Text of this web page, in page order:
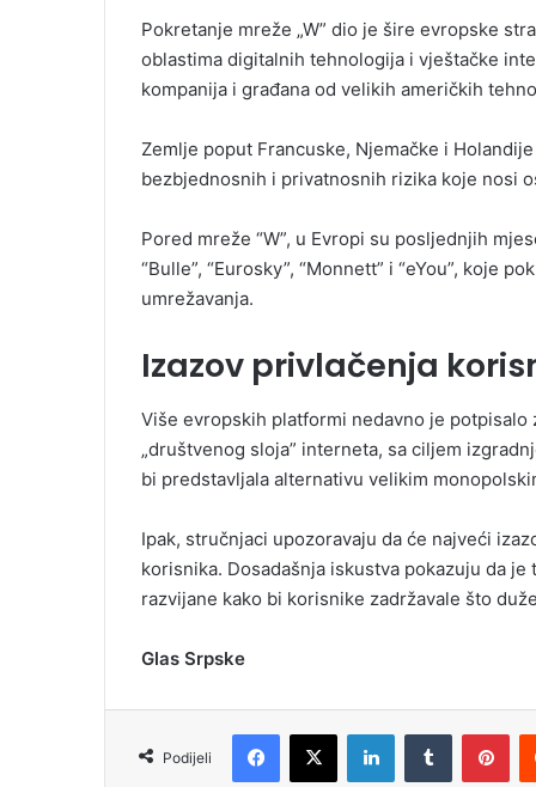
Pokretanje mreže „W” dio je šire evropske
oblastima digitalnih tehnologija i vještačke
kompanija i građana od velikih američkih
Zemlje poput Francuske, Njemačke i
bezbjednosnih i privatnosnih rizika koje nosi
Pored mreže “W”, u Evropi su posljednjih
“Bulle”, “Eurosky”, “Monnett” i “eYou”, koje
umrežavanja.
Izazov privlačenja
Više evropskih platformi nedavno je
„društvenog sloja” interneta, sa ciljem
bi predstavljala alternativu velikim
Ipak, stručnjaci upozoravaju da će najveći
korisnika. Dosadašnja iskustva pokazuju da
razvijane kako bi korisnike zadržavale što
Glas Srpske
Podijeli